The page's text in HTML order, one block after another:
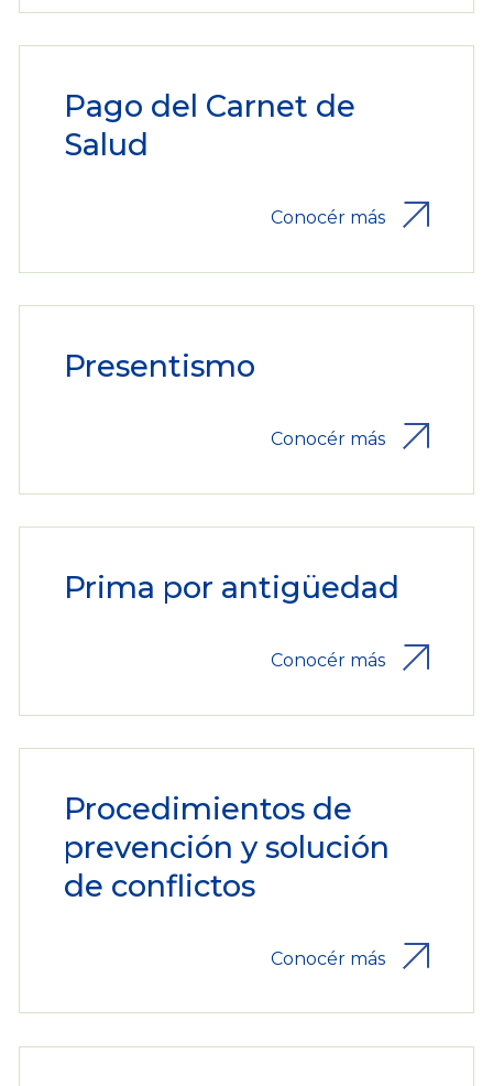
Pago del Carnet de
Salud
Conocér más
Presentismo
Conocér más
Prima por antigüedad
Conocér más
Procedimientos de
prevención y solución
de conflictos
Conocér más